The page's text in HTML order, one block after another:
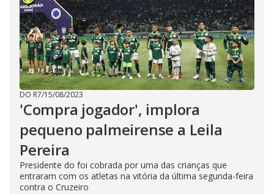
DO R7/15/08/2023
'Compra jogador', implora
pequeno palmeirense a Leila
Pereira
Presidente do foi cobrada por uma das crianças que
entraram com os atletas na vitória da última segunda-feira
contra o Cruzeiro